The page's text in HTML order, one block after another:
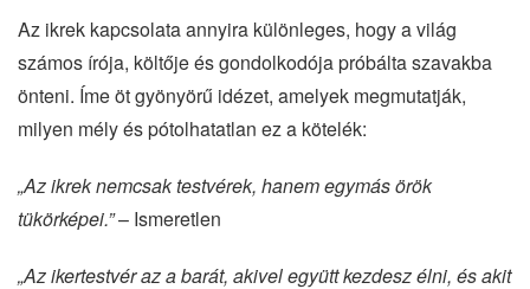
Az ikrek kapcsolata annyira különleges, hogy a világ
számos írója, költője és gondolkodója próbálta szavakba
önteni. Íme öt gyönyörű idézet, amelyek megmutatják,
milyen mély és pótolhatatlan ez a kötelék:
„Az ikrek nemcsak testvérek, hanem egymás örök
tükörképei.”– Ismeretlen
„Az ikertestvér az a barát, akivel együtt kezdesz élni, és akit